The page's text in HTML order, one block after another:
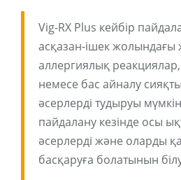
Vig-RX Plus кейбір
асқазан-ішек жолындағы
аллергиялық
немесе бас айналу
әсерлерді тудыруы
пайдалану кезінде осы
әсерлерді және оларды
басқаруға болатынын